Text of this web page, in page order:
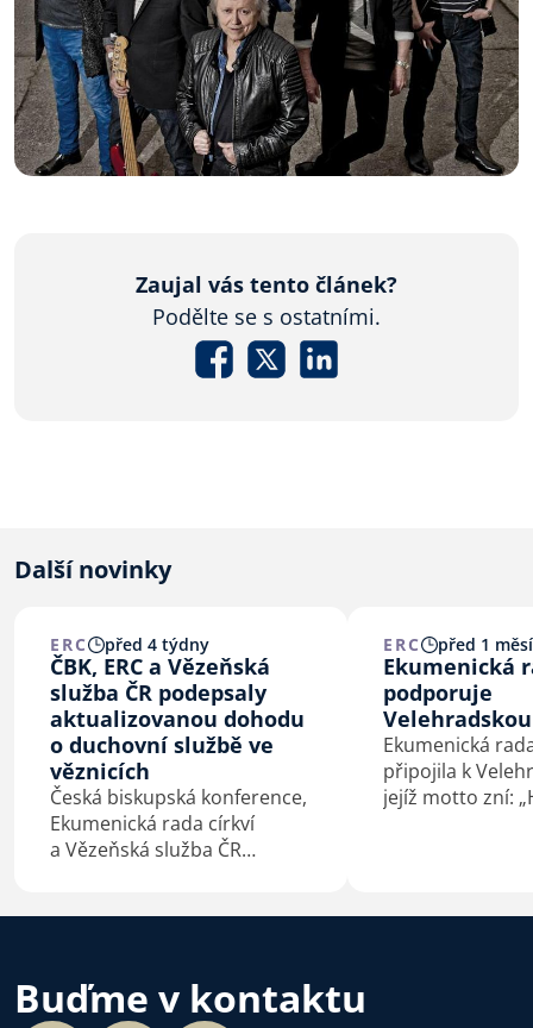
Zaujal vás tento článek?
Podělte se s ostatními.
Další novinky
ERC před 4 týdny
ČBK, ERC a Vězeňská
služba ČR podepsaly
aktualizovanou dohodu
o duchovní službě ve
věznicích
Česká biskupská konference,
Ekumenická rada církví
a Vězeňská služba ČR
ERC před 1
Ekumenická
podporuje
Ekumenická
připojila k
jejíž motto zní:
Buďme v kontaktu